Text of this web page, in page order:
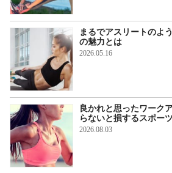
まるでアスリートのよ
の魅力とは
2026.05.16
良かれと思ったワーク
らないと損するスポー
2026.08.03